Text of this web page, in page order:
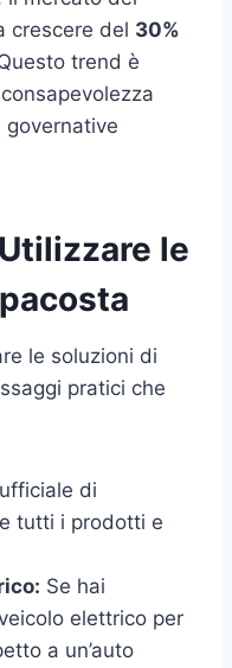
crescere del 30%
trend è
le
le soluzioni di
pratici che
di
tutti i prodotti e
Se hai
elettrico per
a un’auto